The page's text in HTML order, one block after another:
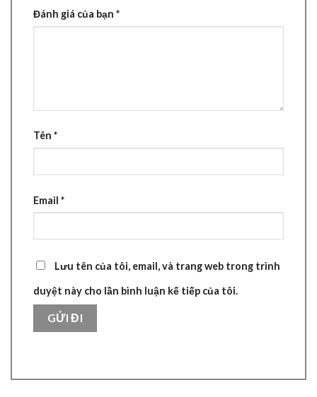
Đánh giá của bạn *
Tên *
Email *
Lưu tên của tôi, email, và trang web trong trình
duyệt này cho lần bình luận kế tiếp của tôi.